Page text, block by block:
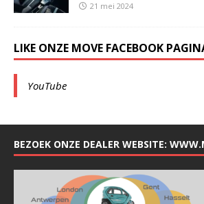
21 mei 2024
LIKE ONZE MOVE FACEBOOK
YouTube
BEZOEK ONZE DEALER WEBSITE: